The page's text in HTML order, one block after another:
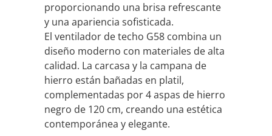
proporcionando una brisa refrescante
y una apariencia sofisticada.
El ventilador de techo G58 combina un
diseño moderno con materiales de alta
calidad. La carcasa y la campana de
hierro están bañadas en platil,
complementadas por 4 aspas de hierro
negro de 120 cm, creando una estética
contemporánea y elegante.